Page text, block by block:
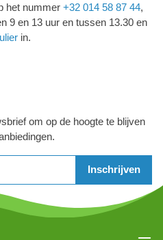
het nummer +32 014 58 87 44,
9 en 13 uur en tussen 13.30 en
in.
om op de hoogte te blijven
Inschrijven